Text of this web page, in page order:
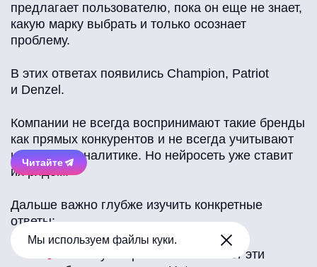
Читайте
предлагает пользователю, пока он еще не знает,
какую марку выбрать и только осознает
проблему.
В этих ответах появились Champion, Patriot
и Denzel.
Компании не всегда воспринимают такие бренды
как прямых конкурентов и не всегда учитывают
их в своей аналитике. Но нейросеть уже ставит
их рядом.
Дальше важно глубже изучить конкретные
ответы:
почему нейросеть показывает эти
Мы используем файлы куки.